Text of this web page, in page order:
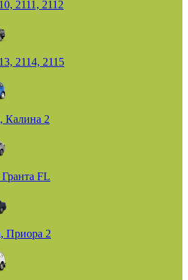
2111, 2112
2114, 2115
Калина 2
FL
Приора 2